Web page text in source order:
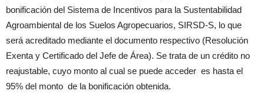
bonificación del Sistema de Incentivos para la Sustentabilidad
Agroambiental de los Suelos Agropecuarios, SIRSD-S, lo que
será acreditado mediante el documento respectivo (Resolución
Exenta y Certificado del Jefe de Área). Se trata de un crédito no
reajustable, cuyo monto al cual se puede acceder es hasta el
95% del monto de la bonificación obtenida.